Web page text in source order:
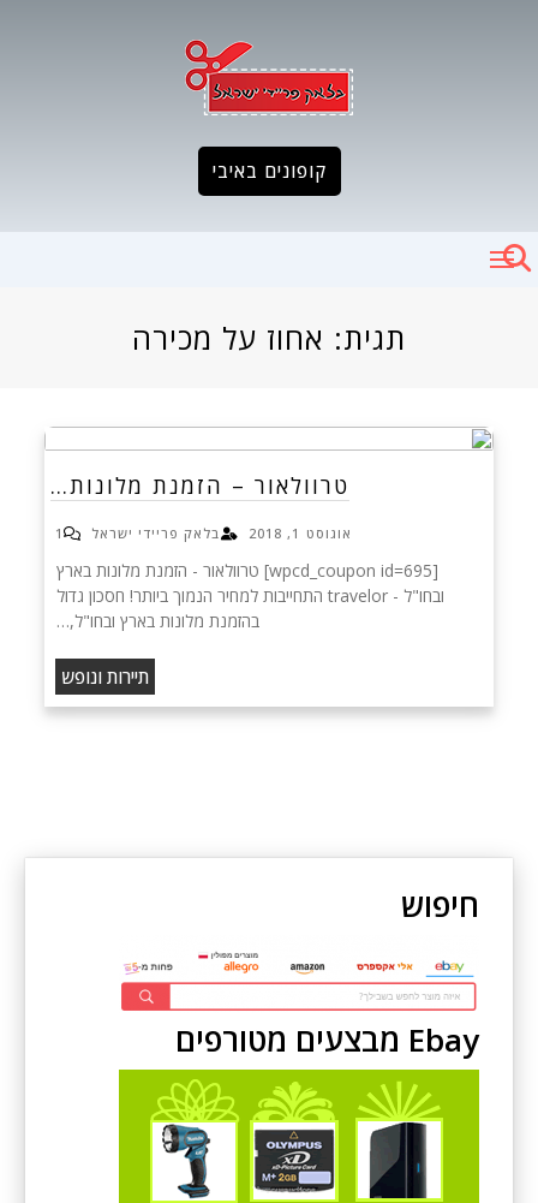
קופונים באיבי
תגית: אחוז על מכירה
טרוולאור – הזמנת מלונות…
אוגוסט 1, 2018 בלאק פריידי ישראל 1
[wpcd_coupon id=695] טרוולאור - הזמנת מלונות בארץ
ובחו"ל - travelor התחייבות למחיר הנמוך ביותר! חסכון גדול
בהזמנת מלונות בארץ ובחו"ל,…
תיירות ונופש
חיפוש
Ebay מבצעים מטורפים